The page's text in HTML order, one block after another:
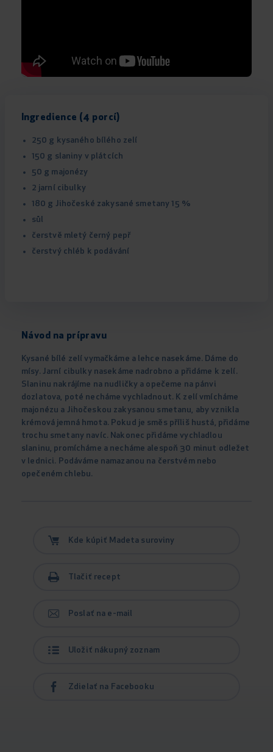
Ingredience (4 porcí)
250 g kysaného bílého zelí
150 g slaniny v plátcích
50 g majonézy
2 jarní cibulky
180 g Jihočeské zakysané smetany 15 %
sůl
čerstvě mletý černý pepř
čerstvý chléb k podávání
Návod na prípravu
Kysané bílé zelí vymačkáme a lehce nasekáme. Dáme do
mísy. Jarní cibulky nasekáme nadrobno a přidáme k zelí.
Slaninu nakrájíme na nudličky a opečeme na pánvi
dozlatova, poté necháme vychladnout. K zelí vmícháme
majonézu a Jihočeskou zakysanou smetanu, aby vznikla
krémová jemná hmota. Pokud je směs příliš hustá, přidáme
trochu smetany navíc. Nakonec přidáme vychladlou
slaninu, promícháme a necháme alespoň 30 minut odležet
v lednici. Podáváme namazanou na čerstvém nebo
opečeném chlebu.
Kde kúpiť Madeta suroviny
Tlačiť recept
Poslať na e-mail
Uložiť nákupný zoznam
Zdielať na Facebooku